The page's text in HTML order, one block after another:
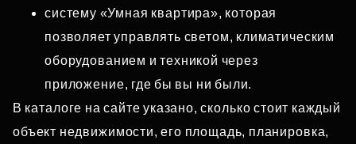
систему «Умная квартира», которая
позволяет управлять светом, климатическим
оборудованием и техникой через
приложение, где бы вы ни были.
В каталоге на сайте указано, сколько стоит каждый
объект недвижимости, его площадь, планировка,